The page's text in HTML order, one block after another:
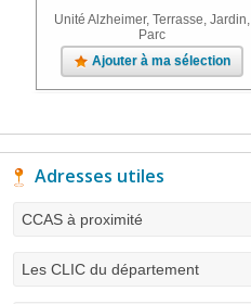
Unité Alzheimer, Terrasse, Jardin,
Parc
Ajouter à ma sélection
Adresses utiles
CCAS à proximité
Les CLIC du département